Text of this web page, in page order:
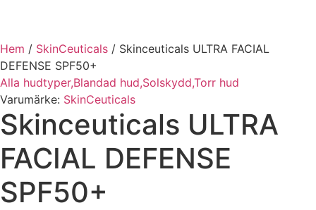
Hem / SkinCeuticals / Skinceuticals ULTRA FACIAL
DEFENSE SPF50+
Alla hudtyper,Blandad hud,Solskydd,Torr hud
Varumärke: SkinCeuticals
Skinceuticals ULTRA
FACIAL DEFENSE
SPF50+